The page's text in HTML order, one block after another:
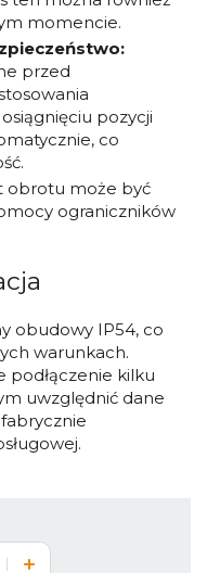
momencie.
przed
pozycji
co
obrotu może być
ograniczników
obudowy IP54, co
warunkach.
podłączenie kilku
uwzględnić dane